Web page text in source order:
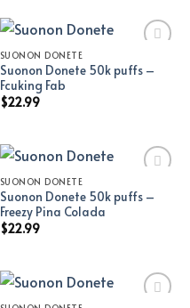
Add to wishlist
SUONON DONETE
Suonon Donete 50k puffs –
Fcuking Fab
$22.99
Add to wishlist
SUONON DONETE
Suonon Donete 50k puffs –
Freezy Pina Colada
$22.99